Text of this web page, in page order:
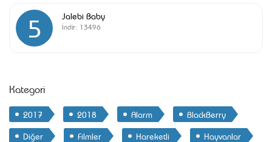
5 Jalebi Baby
İndir: 13496
Kategori
2017 2018 Alarm
BlackBerry
Diğer
Filmler Hareketli
Hayvanlar